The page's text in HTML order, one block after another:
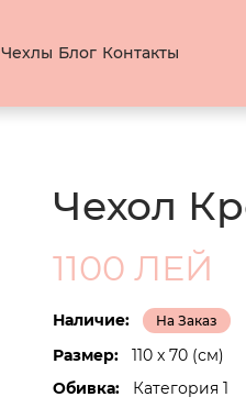
Чехлы Блог Контакты
Чехол
1100 ЛЕЙ
Наличие: На Заказ
Размер:
110 x 70 (см)
Обивка:
Категория 1